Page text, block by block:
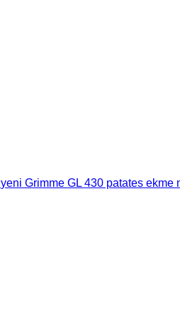
yeni Grimme GL 430 patates ekme